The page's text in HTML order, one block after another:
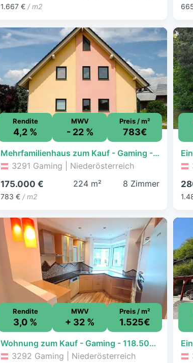
1.667 €/ m2
Rendite
4,2 %
MWV
- 22 %
Preis / m²
783€
Mehrfamilienhaus zum Kauf - Gaming - 175.000 € - 8 Zimmer, 223,6 m², 1.073,1 m² Grundstück
3291 Gaming | Niederösterreich
175.000 €
783 €/ m2
224 m² 8 Zimmer
Rendite
3,0 %
MWV
+ 32 %
Preis / m²
1.525€
Wohnung zum Kauf - Gaming - 118.500 € - 3 Zimmer, 77,7 m², 1. Geschoss
3292 Gaming | Niederösterreich